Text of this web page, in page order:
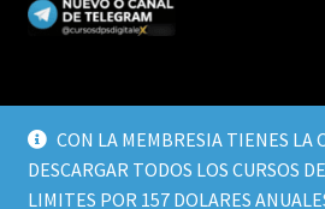
CON LA MEMBRESIA TIENES LA
DESCARGAR TODOS LOS CURSOS
LIMITES POR 157 DOLARES
© CURSOS DIGITALEX 2026